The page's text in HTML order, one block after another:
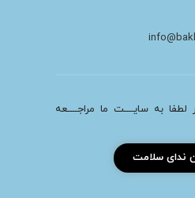
لطفا به سایــــت ما مراجــــعه
ندای سلامت